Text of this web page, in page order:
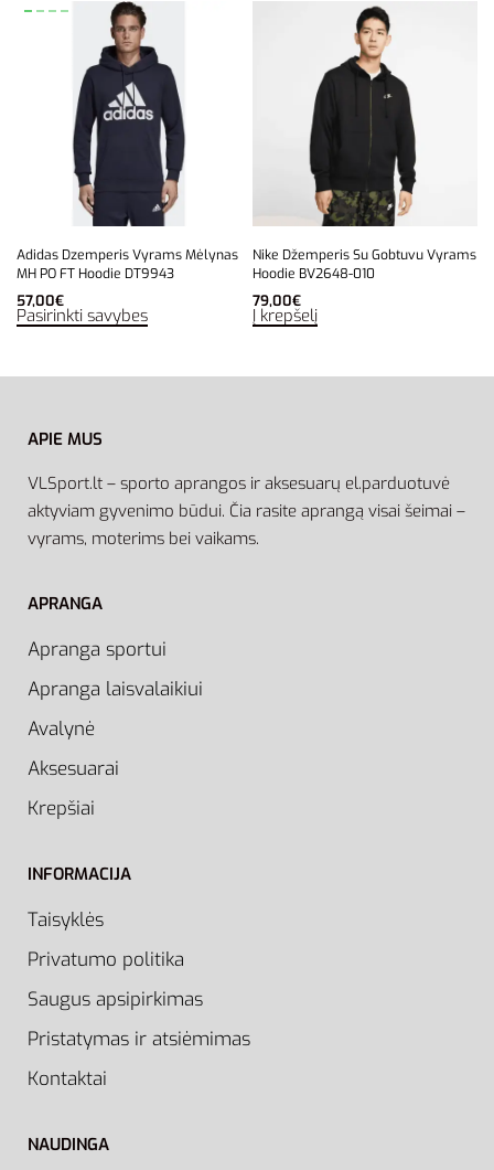
Adidas Dzemperis Vyrams Mėlynas
MH PO FT Hoodie DT9943
57,00€
Pasirinkti savybes
Nike Džemperis Su Gobtuvu Vyrams
Hoodie BV2648-010
79,00€
Į krepšelį
APIE MUS
VLSport.lt – sporto aprangos ir aksesuarų el.parduotuvė
aktyviam gyvenimo būdui. Čia rasite aprangą visai šeimai –
vyrams, moterims bei vaikams.
APRANGA
Apranga sportui
Apranga laisvalaikiui
Avalynė
Aksesuarai
Krepšiai
INFORMACIJA
Taisyklės
Privatumo politika
Saugus apsipirkimas
Pristatymas ir atsiėmimas
Kontaktai
NAUDINGA